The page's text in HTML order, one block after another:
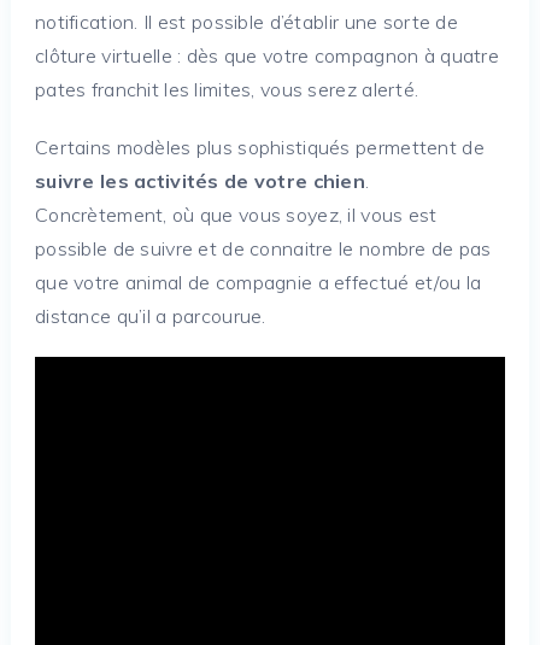
notification. Il est possible d’établir une sorte de
clôture virtuelle : dès que votre compagnon à quatre
pates franchit les limites, vous serez alerté.
Certains modèles plus sophistiqués permettent de
suivre les activités de votre chien.
Concrètement, où que vous soyez, il vous est
possible de suivre et de connaitre le nombre de pas
que votre animal de compagnie a effectué et/ou la
distance qu’il a parcourue.